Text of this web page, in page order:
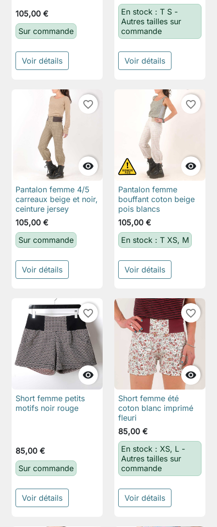
105,00 €
Sur commande
Voir détails
En stock : T S -
Autres tailles sur
commande
Voir détails

favorite_border
Pantalon femme 4/5
carreaux beige et noir,
ceinture jersey
105,00 €
Sur commande
Voir détails

favorite_border
Pantalon femme
bouffant coton beige
pois blancs
105,00 €
En stock : T XS, M
Voir détails

favorite_border
Short femme petits
motifs noir rouge
85,00 €
Sur commande
Voir détails

favorite_border
Short femme été
coton blanc imprimé
fleuri
85,00 €
En stock : XS, L -
Autres tailles sur
commande
Voir détails